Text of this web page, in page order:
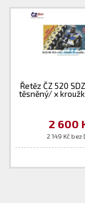
Řetěz ČZ 520
těsněný/ x
2 600
2 149 Kč bez